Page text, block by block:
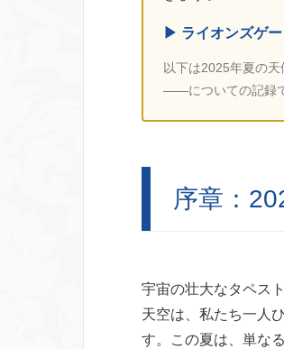
▶ ライオンズゲ
以下は2025年夏の
——についての記録で
序章：
宇宙の壮大なタペス
天空は、私たち一人
す。この夏は、単な